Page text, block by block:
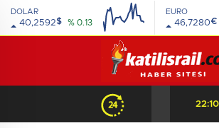
DOLAR
40,2592$ % 0.13
EURO
46,7280€
22:10 /